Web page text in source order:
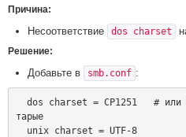
Причина:
Несоответствие dos charset
Решение:
Добавьте в smb.conf :
тарые
  unix charset = UTF-8